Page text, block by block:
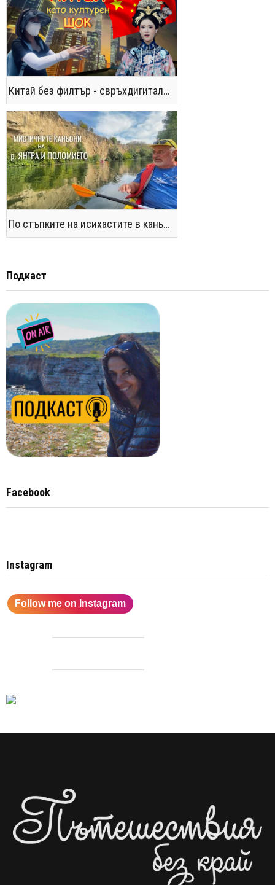
Китай без филтър - свръхдигитален, магнетичен, парадоксален
По стъпките на исихастите в каньоните на р. Янтра и Поломието
Подкаст
Facebook
Instagram
Follow me on Instagram